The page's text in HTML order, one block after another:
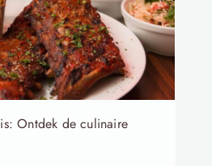
Ontdek de culinaire